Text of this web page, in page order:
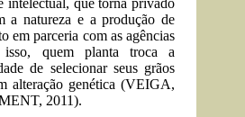
intelectual, que torna privado
a natureza e a produção de
em parceria com as agências
isso, quem planta troca a
de selecionar seus grãos
alteração genética (VEIGA,
2011).